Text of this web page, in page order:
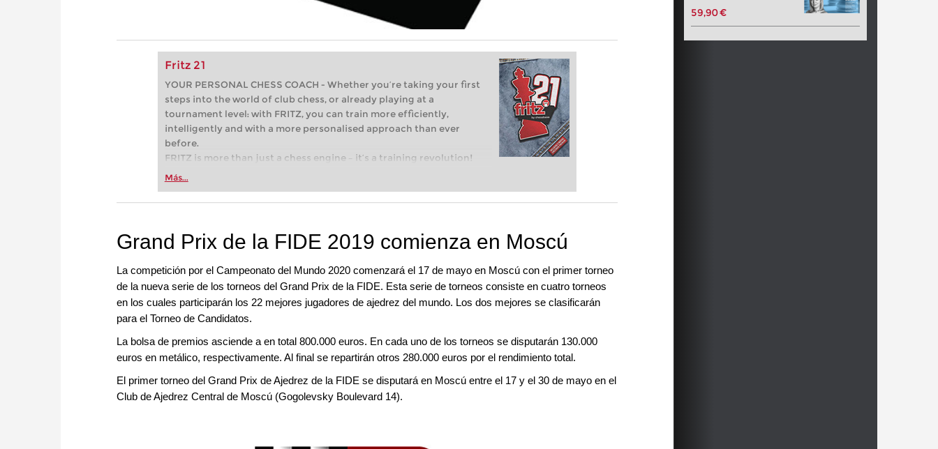
Fritz 21
YOUR PERSONAL CHESS COACH - Whether you’re taking your first
steps into the world of club chess, or already playing at a
tournament level: with FRITZ, you can train more efficiently,
intelligently and with a more personalised approach than ever
before.
FRITZ is more than just a chess engine – it’s a training revolution!
Whether you’re taking your first steps into the world of club chess,
more efficiently, intelligently and with a more personalised
Más...
59,90 €
Grand Prix de la FIDE 2019 comienza en Moscú
La competición por el Campeonato del Mundo 2020 comenzará el 17 de mayo en Moscú con el primer torneo
de la nueva serie de los torneos del Grand Prix de la FIDE. Esta serie de torneos consiste en cuatro torneos
en los cuales participarán los 22 mejores jugadores de ajedrez del mundo. Los dos mejores se clasificarán
para el Torneo de Candidatos.
La bolsa de premios asciende a en total 800.000 euros. En cada uno de los torneos se disputarán 130.000
euros en metálico, respectivamente. Al final se repartirán otros 280.000 euros por el rendimiento total.
El primer torneo del Grand Prix de Ajedrez de la FIDE se disputará en Moscú entre el 17 y el 30 de mayo en el
Club de Ajedrez Central de Moscú (Gogolevsky Boulevard 14).